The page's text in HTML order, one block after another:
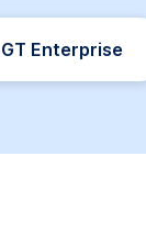
Enterprise